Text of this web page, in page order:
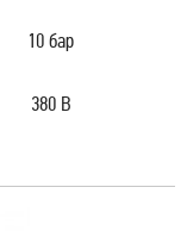
10 бар
380 В